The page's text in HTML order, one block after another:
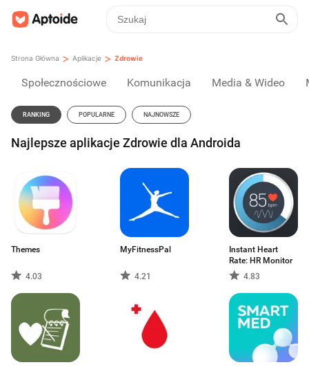
Strona Główna > Aplikacje > Zdrowie
Społecznościowe Komunikacja Media & Wideo
RANKING POPULARNE NAJNOWSZE
Najlepsze aplikacje Zdrowie dla Androida
Themes
4.03
MyFitnessPal
4.21
Instant Heart
Rate: HR Monitor
4.83